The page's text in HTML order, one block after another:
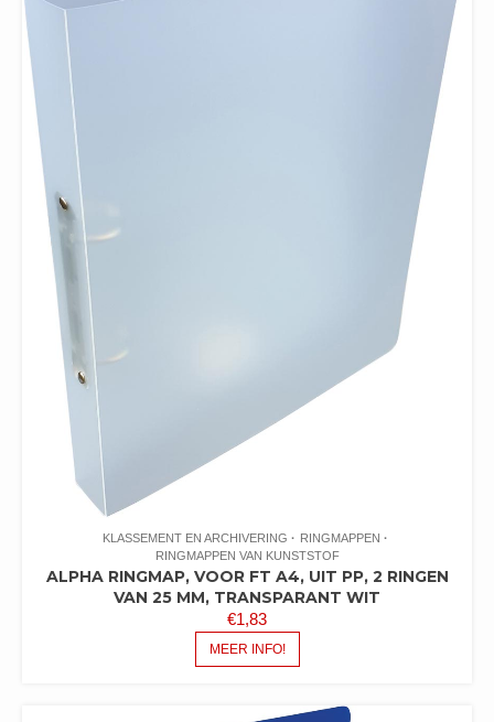
KLASSEMENT EN ARCHIVERING
RINGMAPPEN
RINGMAPPEN VAN KUNSTSTOF
ALPHA RINGMAP, VOOR FT A4, UIT PP, 2 RINGEN
VAN 25 MM, TRANSPARANT WIT
€1,83
MEER INFO!